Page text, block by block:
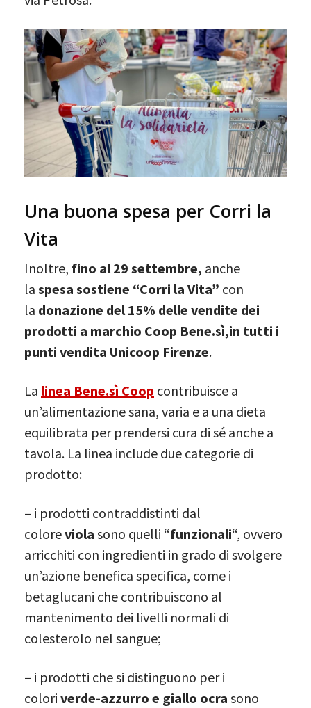
Una buona spesa per Corri la
Vita
Inoltre, fino al 29 settembre, anche
la spesa sostiene “Corri la Vita” con
la donazione del 15% delle vendite dei
prodotti a marchio Coop Bene.sì,in tutti i
punti vendita Unicoop Firenze.
La linea Bene.sì Coop contribuisce a
un’alimentazione sana, varia e a una dieta
equilibrata per prendersi cura di sé anche a
tavola. La linea include due categorie di
prodotto:
– i prodotti contraddistinti dal
coloreviola sono quelli “funzionali“, ovvero
arricchiti con ingredienti in grado di svolgere
un’azione benefica specifica, come i
betaglucani che contribuiscono al
mantenimento dei livelli normali di
colesterolo nel sangue;
– i prodotti che si distinguono per i
colori verde-azzurro e giallo ocra sono